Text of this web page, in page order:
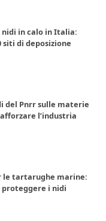
in calo in Italia:
di deposizione
del Pnrr sulle materie
l’industria
le tartarughe marine:
proteggere i nidi